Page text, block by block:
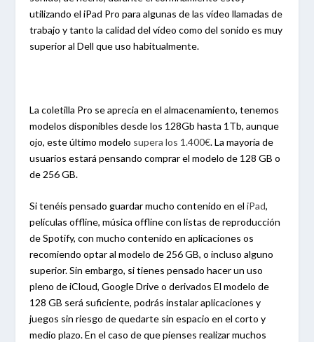
utilizando el iPad Pro para algunas de las vídeo llamadas de
trabajo y tanto la calidad del vídeo como del sonido es muy
superior al Dell que uso habitualmente.
La coletilla Pro se aprecia en el almacenamiento, tenemos
modelos disponibles desde los 128Gb hasta 1Tb, aunque
ojo, este último modelo supera los 1.400€. La mayoría de
usuarios estará pensando comprar el modelo de 128 GB o
de 256 GB.
Si tenéis pensado guardar mucho contenido en eliPad,
películas offline, música offline con listas de reproducción
de Spotify, con mucho contenido en aplicaciones os
recomiendo optar al modelo de 256 GB, o incluso alguno
superior. Sin embargo, si tienes pensado hacer un uso
pleno de iCloud, Google Drive o derivados El modelo de
128 GB será suficiente, podrás instalar aplicaciones y
juegos sin riesgo de quedarte sin espacio en el corto y
medio plazo. En el caso de que pienses realizar muchos